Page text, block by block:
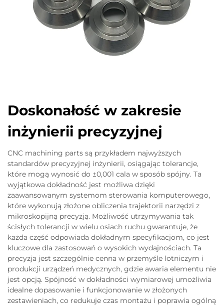
Doskonałość w zakresie
inżynierii precyzyjnej
CNC machining parts są przykładem najwyższych
standardów precyzyjnej inżynierii, osiągając tolerancje,
które mogą wynosić do ±0,001 cala w sposób spójny. Ta
wyjątkowa dokładność jest możliwa dzięki
zaawansowanym systemom sterowania komputerowego,
które wykonują złożone obliczenia trajektorii narzędzi z
mikroskopijną precyzją. Możliwość utrzymywania tak
ścisłych tolerancji w wielu osiach ruchu gwarantuje, że
każda część odpowiada dokładnym specyfikacjom, co jest
kluczowe dla zastosowań o wysokich wydajnościach. Ta
precyzja jest szczególnie cenna w przemyśle lotniczym i
produkcji urządzeń medycznych, gdzie awaria elementu nie
jest opcją. Spójność w dokładności wymiarowej umożliwia
idealne dopasowanie i funkcjonowanie w złożonych
zestawieniach, co redukuje czas montażu i poprawia ogólną